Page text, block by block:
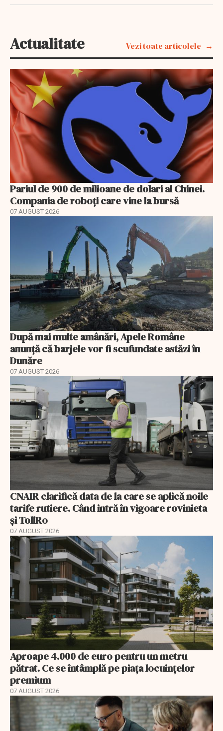
Actualitate Vezi toate articolele
Pariul de 900 de milioane de dolari al Chinei.
Compania de roboți care vine la bursă
07 AUGUST 2026
După mai multe amânări, Apele Române
anunță că barjele vor fi scufundate astăzi în
Dunăre
07 AUGUST 2026
CNAIR clarifică data de la care se aplică noile
tarife rutiere. Când intră în vigoare rovinieta
și TollRo
07 AUGUST 2026
Aproape 4.000 de euro pentru un metru
pătrat. Ce se întâmplă pe piața locuințelor
premium
07 AUGUST 2026